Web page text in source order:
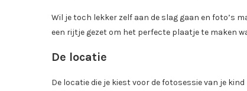
Wil je toch lekker zelf aan de slag gaan en foto’s
een rijtje gezet om het perfecte plaatje te maken
De locatie
De locatie die je kiest voor de fotosessie van je